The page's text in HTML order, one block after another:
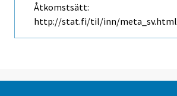
Åtkomstsätt:
http://stat.fi/til/inn/meta_sv.html